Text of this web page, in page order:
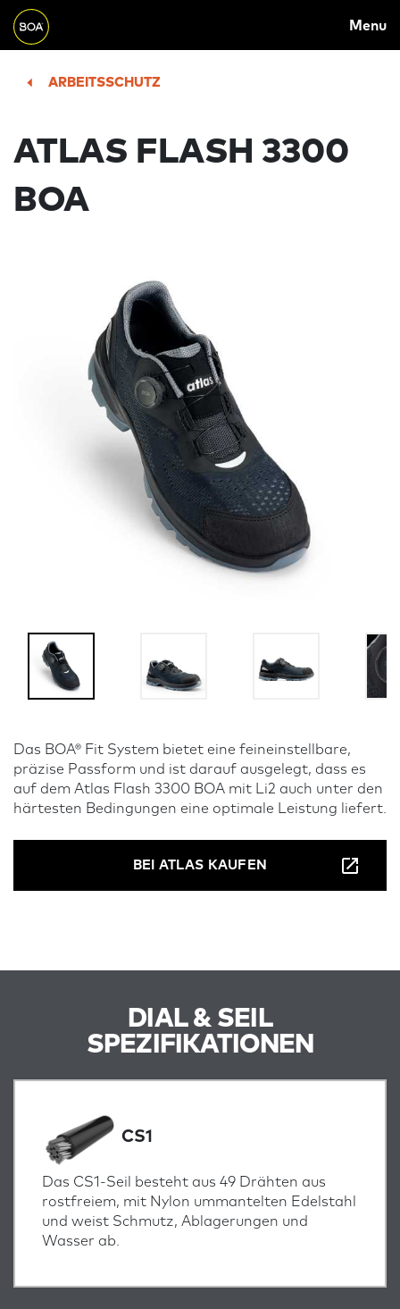
Skip to main content
NAVIGATION
Menu
Begin main content
ARBEITSSCHUTZ
ATLAS FLASH 3300
BOA
Das BOA® Fit System bietet eine feineinstellbare,
präzise Passform und ist darauf ausgelegt, dass es
auf dem Atlas Flash 3300 BOA mit Li2 auch unter den
härtesten Bedingungen eine optimale Leistung liefert.
BEI ATLAS KAUFEN
DIAL & SEIL
SPEZIFIKATIONEN
CS1
Das CS1-Seil besteht aus 49 Drähten aus
rostfreiem, mit Nylon ummantelten Edelstahl
und weist Schmutz, Ablagerungen und
Wasser ab.